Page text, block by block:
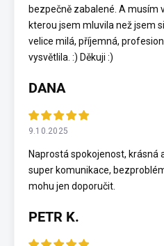
bezpečně zabalené. A musím
kterou jsem mluvila než jsem
velice milá, příjemná,
vysvětlila. :) Děkuji :)
DANA
9.10.2025
Naprostá spokojenost, krásná
super komunikace,
mohu jen doporučit.
PETR K.